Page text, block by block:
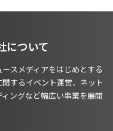
について
スメディアをはじめとする
するイベント運営、ネット
ングなど幅広い事業を展開